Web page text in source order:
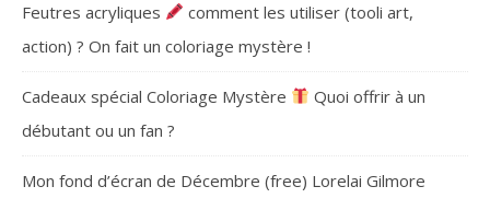
Feutres acryliques
comment les utiliser (tooli art,
action) ? On fait un coloriage mystère !
Cadeaux spécial Coloriage Mystère
Quoi offrir à un
débutant ou un fan ?
Mon fond d’écran de Décembre (free) Lorelai Gilmore